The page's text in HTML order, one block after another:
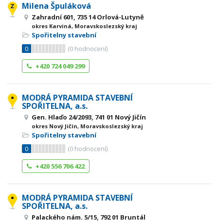
Milena Špuláková
Zahradní 601, 735 14 Orlová-Lutyně
okres Karviná, Moravskoslezský kraj
Spořitelny stavební
0
(0 hodnocení)
+420 724 049 299
MODRÁ PYRAMIDA STAVEBNÍ
SPOŘITELNA, a.s.
Gen. Hlaďo 24/2093, 741 01 Nový Jičín
okres Nový Jičín, Moravskoslezský kraj
Spořitelny stavební
0
(0 hodnocení)
+420 556 706 422
MODRÁ PYRAMIDA STAVEBNÍ
SPOŘITELNA, a.s.
Palackého nám. 5/15, 792 01 Bruntál